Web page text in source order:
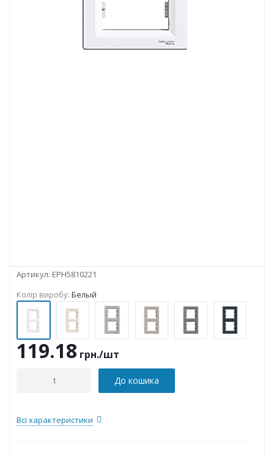
Артикул: EPH5810221
Колір виробу: Белый
119.18 грн./шт
До кошика
Всі характеристики